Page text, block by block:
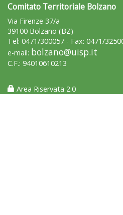
Tiziano Pesce a Radio InBlu2000
Comitato Territoriale Bolzano
Via Firenze 37/a
39100 Bolzano (BZ)
Tel: 0471/300057 - Fax: 0471/
e-mail: bolzano@uisp.it
C.F.: 94010610213
Area Riservata 2.0